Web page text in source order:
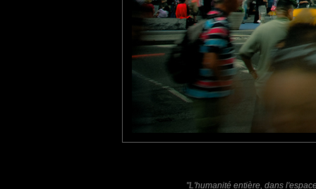
"L'humanité entière, dans
Laisser un
Nom